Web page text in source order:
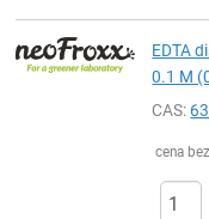
EDTA
0.1 M
CAS:
cena